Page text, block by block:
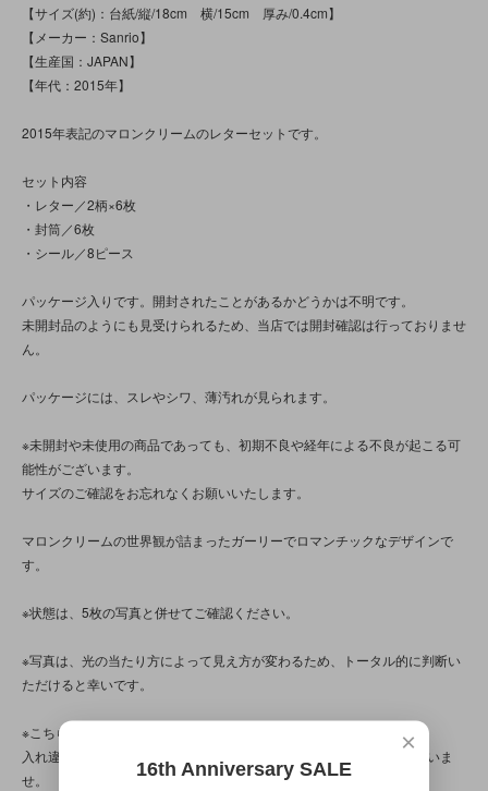
【サイズ(約)：台紙/縦/18cm 横/15cm 厚み/0.4cm】
【メーカー：Sanrio】
【生産国：JAPAN】
【年代：2015年】
2015年表記のマロンクリームのレターセットです。
セット内容
・レター／2柄×6枚
・封筒／6枚
・シール／8ピース
パッケージ入りです。開封されたことがあるかどうかは不明です。
未開封品のようにも見受けられるため、当店では開封確認は行っておりませ
ん。
パッケージには、スレやシワ、薄汚れが見られます。
※未開封や未使用の商品であっても、初期不良や経年による不良が起こる可
能性がございます。
サイズのご確認をお忘れなくお願いいたします。
マロンクリームの世界観が詰まったガーリーでロマンチックなデザインで
す。
※状態は、5枚の写真と併せてご確認ください。
※写真は、光の当たり方によって見え方が変わるため、トータル的に判断い
ただけると幸いです。
※こちらの商品は店頭でも販売しています。
入れ違いで完売してしまう場合がございます。その際はご容赦くださいま
せ。
×
16th Anniversary SALE